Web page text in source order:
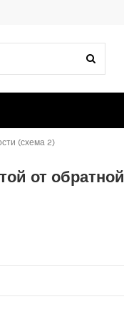
(схема 2)
от обратной